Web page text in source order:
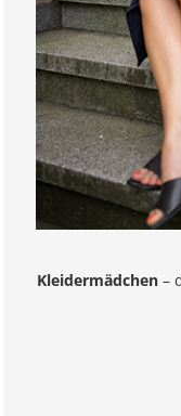
Kleidermädchen –